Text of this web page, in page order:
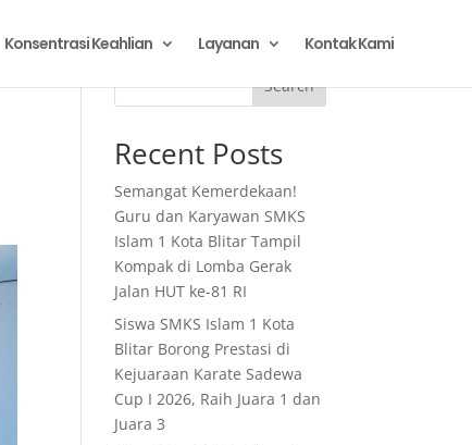
Konsentrasi Keahlian Layanan Kontak Kami
Search
Recent Posts
Semangat Kemerdekaan!
Guru dan Karyawan SMKS
Islam 1 Kota Blitar Tampil
Kompak di Lomba Gerak
Jalan HUT ke-81 RI
Siswa SMKS Islam 1 Kota
Blitar Borong Prestasi di
Kejuaraan Karate Sadewa
Cup I 2026, Raih Juara 1 dan
Juara 3